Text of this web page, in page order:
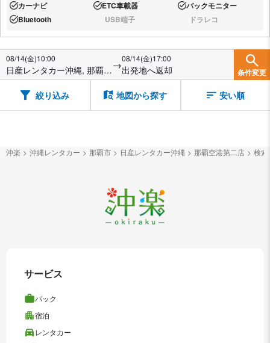
あり:カーナビ あり:ETC車載器 あり:バックモニター
あり:Bluetooth なし:USB端子 なし:ドラレコ
08/14(金)10:00
日産レンタカー沖縄, 那覇空
港第二店
→08/14(金)17:00
出発地へ返却 条件変更
絞り込み 地図から探す 安い順
沖楽 沖縄レンタカー 那覇市 日産レンタカー沖縄 那覇空港第二店 検索
サービス
パック
宿泊
レンタカー